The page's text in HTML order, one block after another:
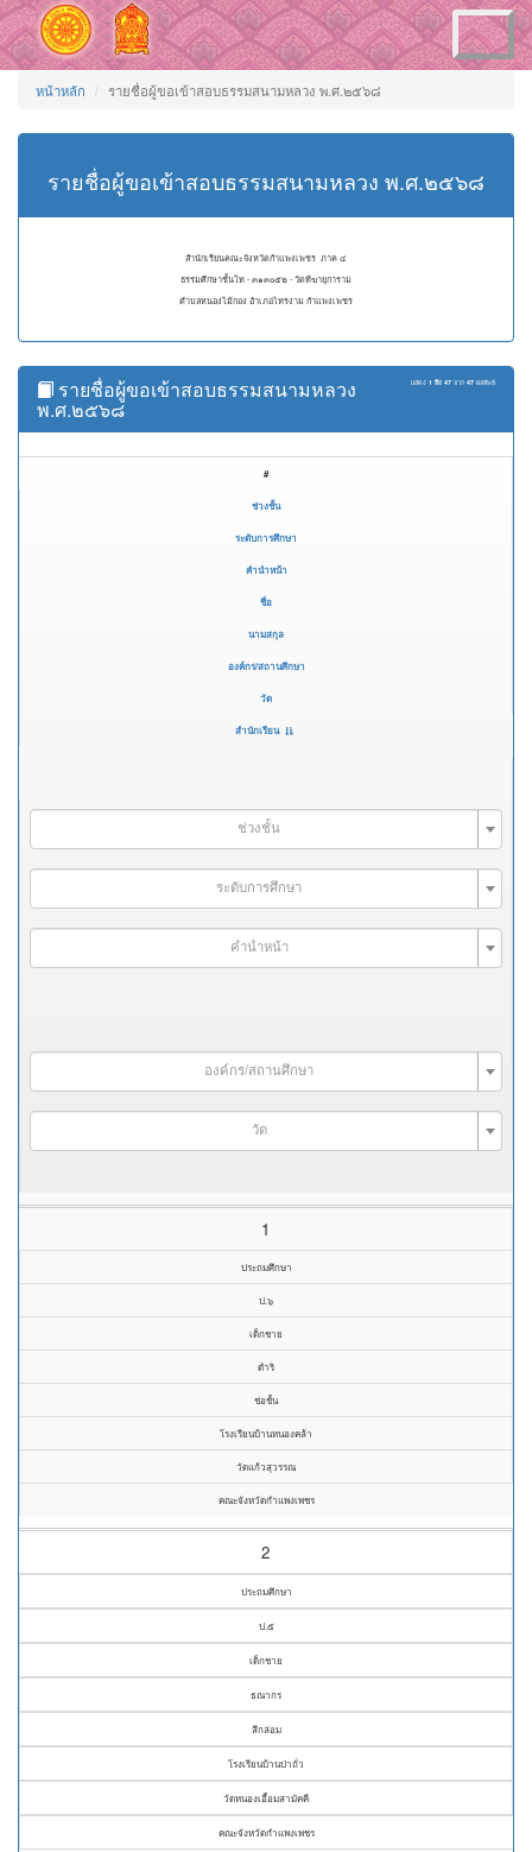
Toggle
navigation
หน้าหลัก รายชื่อผู้ขอเข้าสอบธรรมสนามหลวง พ.ศ.๒๕๖๘
รายชื่อผู้ขอเข้าสอบธรรมสนามหลวง พ.ศ.๒๕๖๘
สำนักเรียนคณะจังหวัดกำแพงเพชร ภาค ๔
ธรรมศึกษาชั้นโท - ๓๑๓๐๕๒ - วัดทีฆายุการาม
ตำบลหนองไม้กอง อำเภอไทรงาม กำแพงเพชร
แสดง 1 ถึง 47 จาก 47 ผลลัพธ์
รายชื่อผู้ขอเข้าสอบธรรมสนามหลวง
พ.ศ.๒๕๖๘
#
ช่วงชั้น
ระดับการศึกษา
คำนำหน้า
ชื่อ
นามสกุล
องค์กร/สถานศึกษา
วัด
สำนักเรียน
ช่วงชั้น
ระดับการศึกษา
คำนำหน้า
องค์กร/สถานศึกษา
วัด
1
ประถมศึกษา
ป.๖
เด็กชาย
ดำริ
ช่อชั้น
โรงเรียนบ้านหนองคล้า
วัดแก้วสุวรรณ
คณะจังหวัดกำแพงเพชร
2
ประถมศึกษา
ป.๕
เด็กชาย
ธณากร
สีกล่อม
โรงเรียนบ้านป่าถั่ว
วัดหนองเอื้อมสามัคคี
คณะจังหวัดกำแพงเพชร